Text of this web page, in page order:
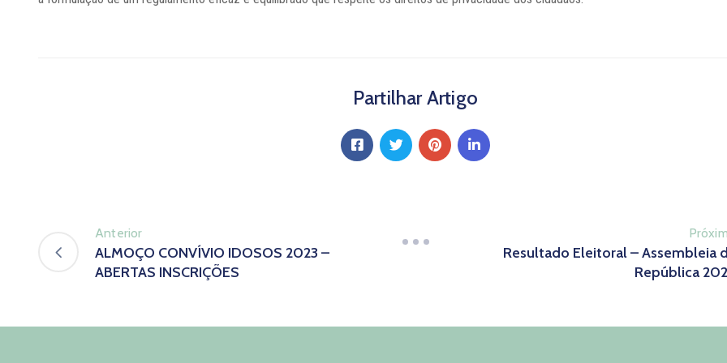
Partilhar Artigo
Anterior
ALMOÇO CONVÍVIO IDOSOS 2023 –
ABERTAS INSCRIÇÕES
Resultado Eleitoral – Assembleia
República